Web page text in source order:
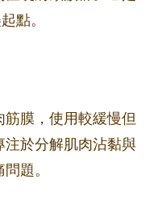
點。
膜，使用較緩慢但
於分解肌肉沾黏與
題。